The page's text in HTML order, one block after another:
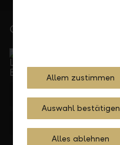
Gerne für Sie da
Feedback
Allem zustimmen
Auswahl bestätigen
Alles ablehnen